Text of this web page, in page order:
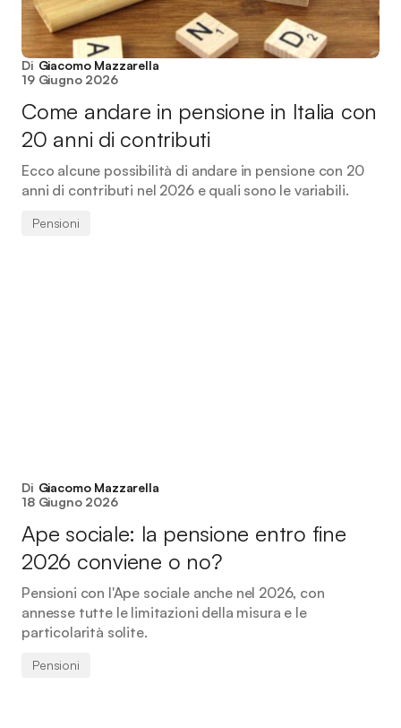
Di Giacomo Mazzarella
19 Giugno 2026
Come andare in pensione in Italia con
20 anni di contributi
Ecco alcune possibilità di andare in pensione con 20
anni di contributi nel 2026 e quali sono le variabili.
Pensioni
Di Giacomo Mazzarella
18 Giugno 2026
Ape sociale: la pensione entro fine
2026 conviene o no?
Pensioni con l'Ape sociale anche nel 2026, con
annesse tutte le limitazioni della misura e le
particolarità solite.
Pensioni